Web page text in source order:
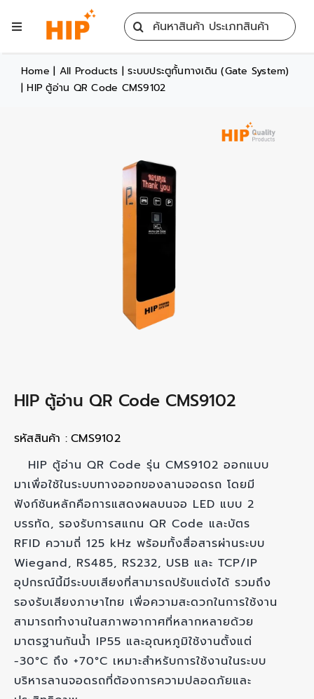
Toggle
Home
Search
for:
Home | All Products |ระบบประตูกั้นทางเดิน (Gate System)
|HIP ตู้อ่าน QR Code CMS9102
HIP ตู้อ่าน QR Code CMS9102
รหัสสินค้า : CMS9102
HIP ตู้อ่าน QR Code รุ่น CMS9102 ออกแบบ
มาเพื่อใช้ในระบบทางออกของลานจอดรถ โดยมี
ฟังก์ชันหลักคือการแสดงผลบนจอ LED แบบ 2
บรรทัด, รองรับการสแกน QR Code และบัตร
RFID ความถี่ 125 kHz พร้อมทั้งสื่อสารผ่านระบบ
Wiegand, RS485, RS232, USB และ TCP/IP
อุปกรณ์นี้มีระบบเสียงที่สามารถปรับแต่งได้ รวมถึง
รองรับเสียงภาษาไทย เพื่อความสะดวกในการใช้งาน
สามารถทำงานในสภาพอากาศที่หลากหลายด้วย
มาตรฐานกันน้ำ IP55 และอุณหภูมิใช้งานตั้งแต่
-30°C ถึง +70°C เหมาะสำหรับการใช้งานในระบบ
บริหารลานจอดรถที่ต้องการความปลอดภัยและ